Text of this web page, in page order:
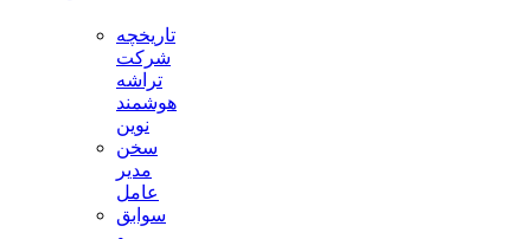
تاریخچه
شرکت
تراشه
هوشمند
نوین
سخن
مدیر
عامل
سوابق